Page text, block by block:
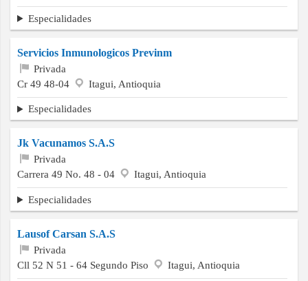
Especialidades
Servicios Inmunologicos Previnm
Privada
Cr 49 48-04
Itagui, Antioquia
Especialidades
Jk Vacunamos S.A.S
Privada
Carrera 49 No. 48 - 04
Itagui, Antioquia
Especialidades
Lausof Carsan S.A.S
Privada
Cll 52 N 51 - 64 Segundo Piso
Itagui, Antioquia